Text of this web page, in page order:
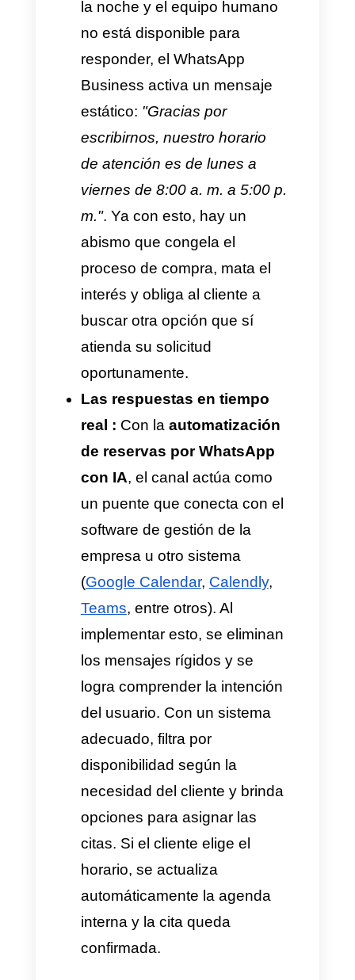
Respuestas automáticas
tradicionales vs.
Respuestas en tiempo
real
Una de las principales causas
del estancamiento en la agenda
o calendario de una empresa
es la desconexión entre
canales de comunicación y la
ausencia de una herramienta
para la automatización de
reservas por WhatsApp con IA.
Para mayor contexto, así es
como reaccionan ambos
sistemas ante la misma
solicitud de un cliente fuera del
horario laboral:
La respuesta tradicional:
Cuando un usuario escribe en
la noche y el equipo humano
no está disponible para
responder, el WhatsApp
Business activa un mensaje
estático:"Gracias por
escribirnos, nuestro horario
de atención es de lunes a
viernes de 8:00 a. m. a 5:00 p.
. Ya con esto, hay un
abismo que congela el